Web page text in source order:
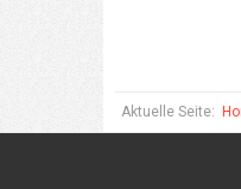
Aktuelle Seite: